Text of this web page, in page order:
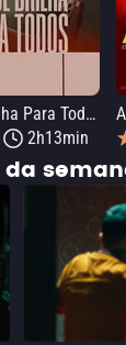
O Sol Brilha Para Todos
2h13min